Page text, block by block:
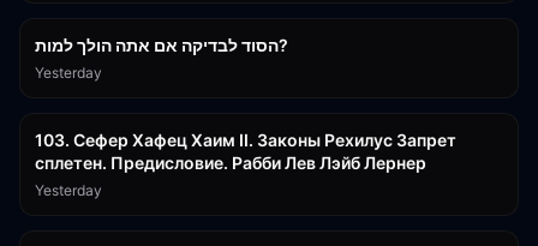
הסוד לבדיקה אם אתה הולך למות?
Yesterday
103. Сефер Хафец Хаим II. Законы Рехилус Запрет
сплетен. Предисловие. Рабби Лев Лэйб Лернер
Yesterday